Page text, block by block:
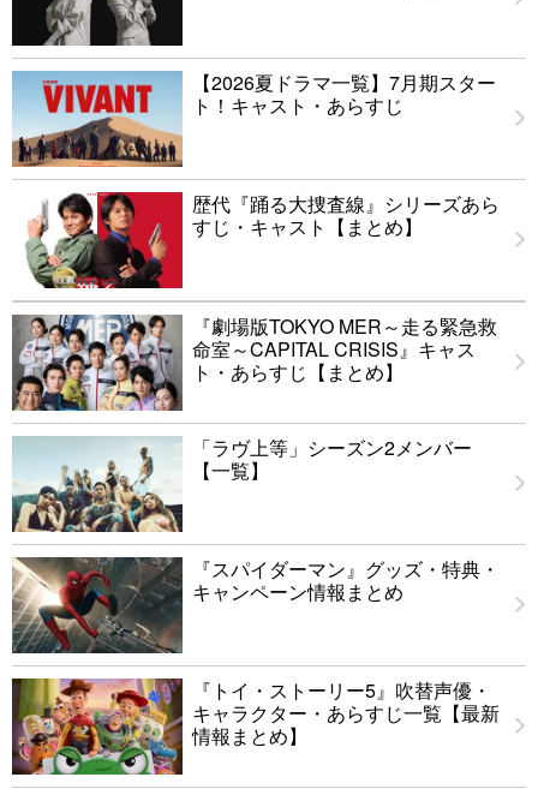
【2026夏ドラマ一覧】7月期スター
ト！キャスト・あらすじ
歴代『踊る大捜査線』シリーズあら
すじ・キャスト【まとめ】
『劇場版TOKYO MER～走る緊急救
命室～CAPITAL CRISIS』キャス
ト・あらすじ【まとめ】
「ラヴ上等」シーズン2メンバー
【一覧】
『スパイダーマン』グッズ・特典・
キャンペーン情報まとめ
『トイ・ストーリー5』吹替声優・
キャラクター・あらすじ一覧【最新
情報まとめ】